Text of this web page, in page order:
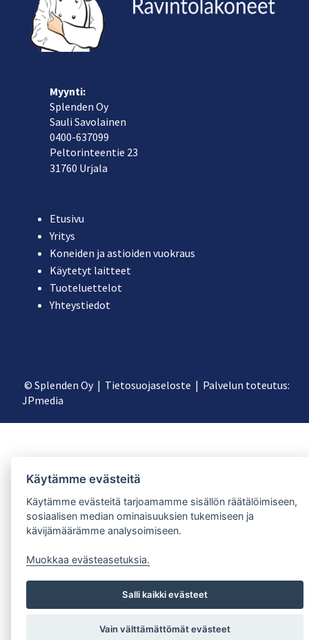
Myynti:
Splenden Oy
Sauli Savolainen
0400-637099
Peltorinteentie 23
31760 Urjala
Etusivu
Yritys
Koneiden ja astioiden vuokraus
Käytetyt laitteet
Tuoteluettelot
Yhteystiedot
© Splenden Oy | Tietosuojaseloste | Palvelun toteutus:
JPmedia
Käytämme evästeitä
Käytämme evästeitä tarjoamamme sisällön räätälöimiseen,
sosiaalisen median ominaisuuksien tukemiseen ja
kävijämäärämme analysoimiseen.
Muokkaa evästeasetuksia.
Salli kaikki evästeet
Vain välttämättömät evästeet